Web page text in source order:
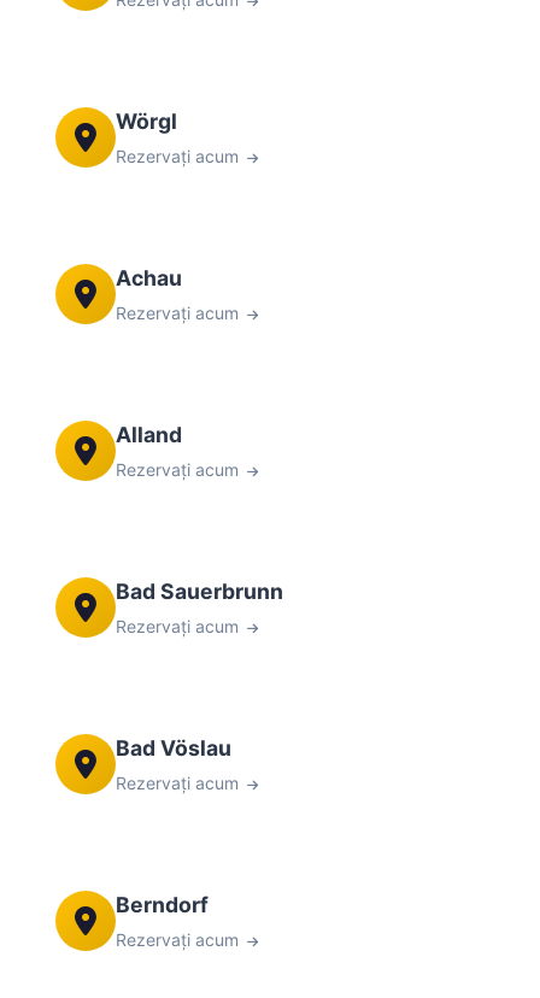
Wörgl
Rezervați acum
Achau
Rezervați acum
Alland
Rezervați acum
Bad Sauerbrunn
Rezervați acum
Bad Vöslau
Rezervați acum
Berndorf
Rezervați acum